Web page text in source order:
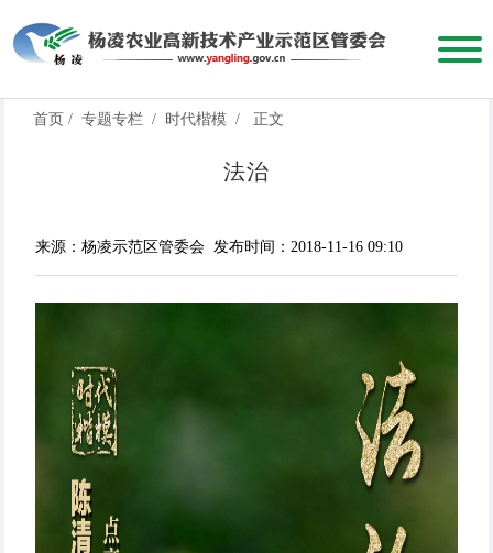
首页 / 专题专栏 / 时代楷模 / 正文
法治
来源：杨凌示范区管委会 发布时间：2018-11-16 09:10